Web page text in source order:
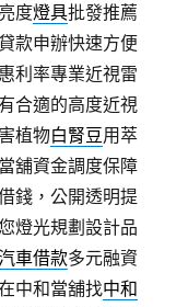
度燈具批發推薦
款申辦快速方便
利率專業近視雷
合適的高度近視
植物白腎豆用萃
舖資金調度保障
錢，公開透明提
燈光規劃設計品
車借款多元融資
中和當舖找中和